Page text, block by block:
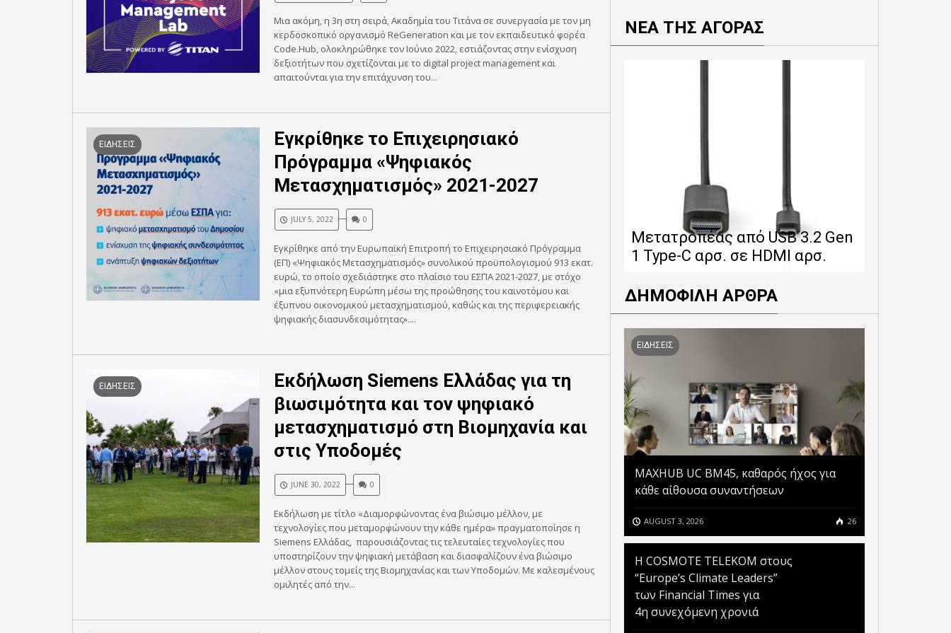
Μια ακόμη, η 3η στη σειρά, Ακαδημία του Τιτάνα σε συνεργασία με τον μη
κερδοσκοπικό οργανισμό ReGeneration και με τον εκπαιδευτικό φορέα
Code.Hub, ολοκληρώθηκε τον Ιούνιο 2022, εστιάζοντας στην ενίσχυση
δεξιοτήτων που σχετίζονται με το digital project management και
απαιτούνται για την επιτάχυνση του...
ΕΙΔΗΣΕΙΣ
Εγκρίθηκε το Επιχειρησιακό
Πρόγραμμα «Ψηφιακός
Μετασχηματισμός» 2021-2027
JULY 5, 2022 0
Εγκρίθηκε από την Ευρωπαϊκή Επιτροπή το Επιχειρησιακό Πρόγραμμα
(ΕΠ) «Ψηφιακός Μετασχηματισμός» συνολικού προϋπολογισμού 913 εκατ.
ευρώ, το οποίο σχεδιάστηκε στο πλαίσιο του ΕΣΠΑ 2021-2027, με στόχο
«μια εξυπνότερη Ευρώπη μέσω της προώθησης του καινοτόμου και
έξυπνου οικονομικού μετασχηματισμού, καθώς και της περιφερειακής
ψηφιακής διασυνδεσιμότητας»....
ΕΙΔΗΣΕΙΣ
Εκδήλωση Siemens Ελλάδας για τη
βιωσιμότητα και τον ψηφιακό
μετασχηματισμό στη Βιομηχανία και
στις Υποδομές
JUNE 30, 2022 0
Εκδήλωση με τίτλο «Διαμορφώνοντας ένα βιώσιμο μέλλον, με
τεχνολογίες που μεταμορφώνουν την κάθε ημέρα» πραγματοποίησε η
Siemens Ελλάδας, παρουσιάζοντας τις τελευταίες τεχνολογίες που
υποστηρίζουν την ψηφιακή μετάβαση και διασφαλίζουν ένα βιώσιμο
μέλλον στους τομείς της Βιομηχανίας και των Υποδομών. Με καλεσμένους
ομιλητές από την...
ΝΕΑ ΤΗΣ ΑΓΟΡΑΣ
Μετατροπέας από USB 3.2 Gen
1 Type-C αρσ. σε HDMI αρσ.
ΔΗΜΟΦΙΛΗ ΑΡΘΡΑ
ΕΙΔΗΣΕΙΣ
MAXHUB UC BM45, καθαρός ήχος για
κάθε αίθουσα συναντήσεων
AUGUST 3, 2026 26
Η COSMOTE TELEKOM στους
“Europe’s Climate Leaders”
των Financial Times για
4η συνεχόμενη χρονιά